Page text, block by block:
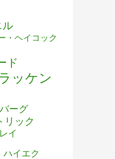
・ヘイコック
ド
ッケン
ーグ
リック
イ
ハイエク